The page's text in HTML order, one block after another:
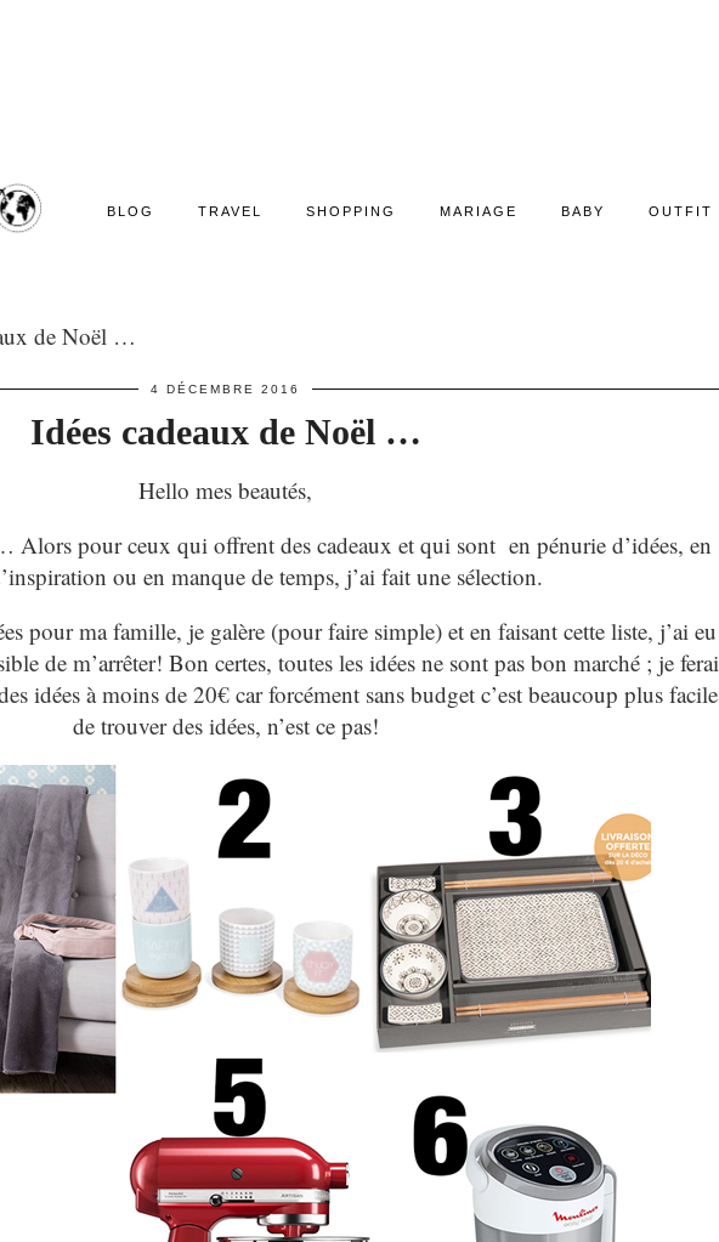
BLOG TRAVEL SHOPPING MARIAGE BABY OUTFIT
de Noël …
4 DÉCEMBRE 2016
Idées cadeaux de Noël …
Hello mes beautés,
pour ceux qui offrent des cadeaux et qui sont en pénurie d’idées, en
ou en manque de temps, j’ai fait une sélection.
pour ma famille, je galère (pour faire simple) et en faisant cette liste, j’ai eu
de m’arrêter! Bon certes, toutes les idées ne sont pas bon marché ; je ferai
idées à moins de 20€ car forcément sans budget c’est beaucoup plus facile
de trouver des idées, n’est ce pas!